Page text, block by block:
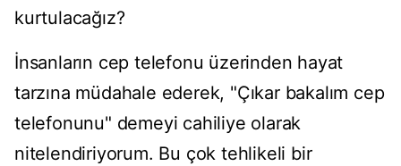
kurtulacağız?
İnsanların cep telefonu üzerinden hayat
tarzına müdahale ederek, "Çıkar bakalım cep
telefonunu" demeyi cahiliye olarak
nitelendiriyorum. Bu çok tehlikeli bir